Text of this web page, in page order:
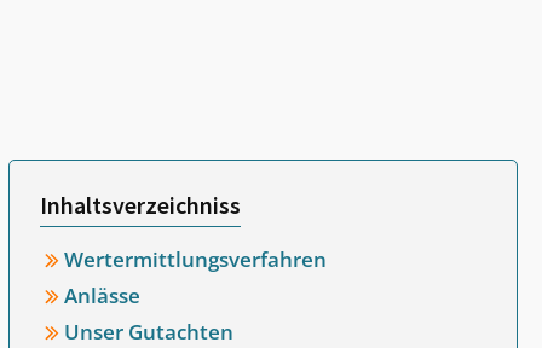
Inhaltsverzeichniss
Wertermittlungsverfahren
Anlässe
Unser Gutachten